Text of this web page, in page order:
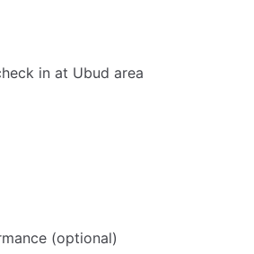
in at Ubud area
(optional)